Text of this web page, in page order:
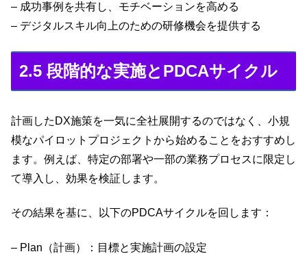
– 成功事例を共有し、モチベーションを高める
– デジタルスキル向上のための研修機会を提供する
2.5 段階的な実施とPDCAサイクル
計画したDX施策を一気に全社展開するのではなく、小規
模なパイロットプロジェクトから始めることをおすすめし
ます。例えば、特定の部署や一部の業務プロセスに限定し
て導入し、効果を検証します。
その結果を基に、以下のPDCAサイクルを回します：
– Plan（計画）：目標と実施計画の設定